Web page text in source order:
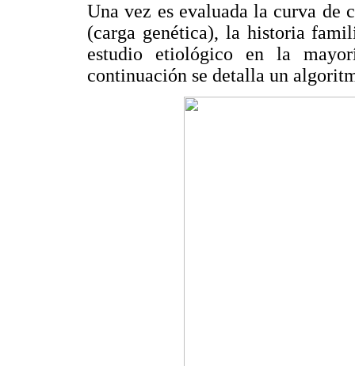
Una vez es evaluada la curva
(carga genética), la historia
estudio etiológico en la
continuación se detalla un